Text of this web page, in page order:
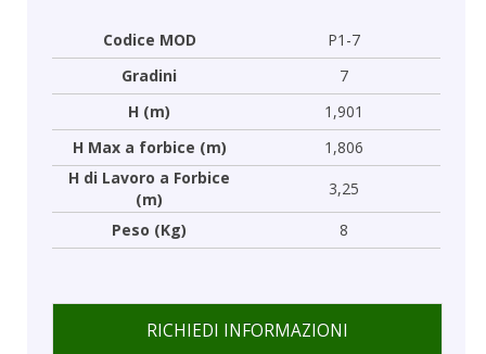
Codice MOD
P1-7
Gradini
7
H (m)
1,901
H Max a forbice (m)
1,806
H di Lavoro a Forbice
(m)
3,25
Peso (Kg)
8
RICHIEDI INFORMAZIONI